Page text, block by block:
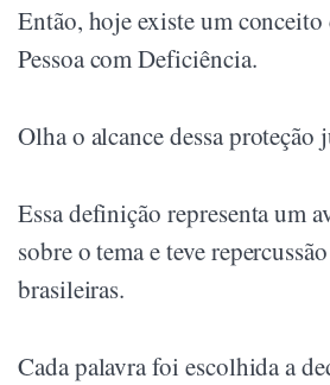
Então, hoje existe um
Pessoa com Deficiência.
Olha o alcance dessa proteção
Essa definição representa um
sobre o tema e teve
brasileiras.
Cada palavra foi escolhida a